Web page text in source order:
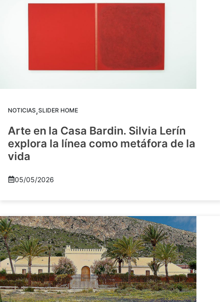
NOTICIAS,SLIDER HOME
Arte en la Casa Bardin. Silvia Lerín
explora la línea como metáfora de la
vida
05/05/2026